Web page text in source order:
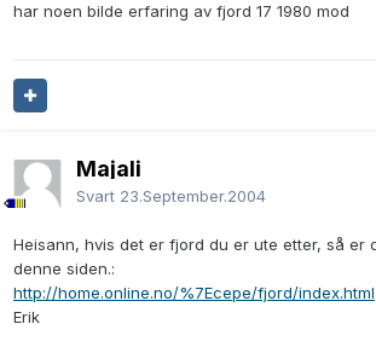
har noen bilde erfaring av fjord 17 1980 mod
Majali
Svart 23.September.2004
Heisann, hvis det er fjord du er ute etter, så er
denne siden.:
http://home.online.no/%7Ecepe/fjord/index.html
Erik